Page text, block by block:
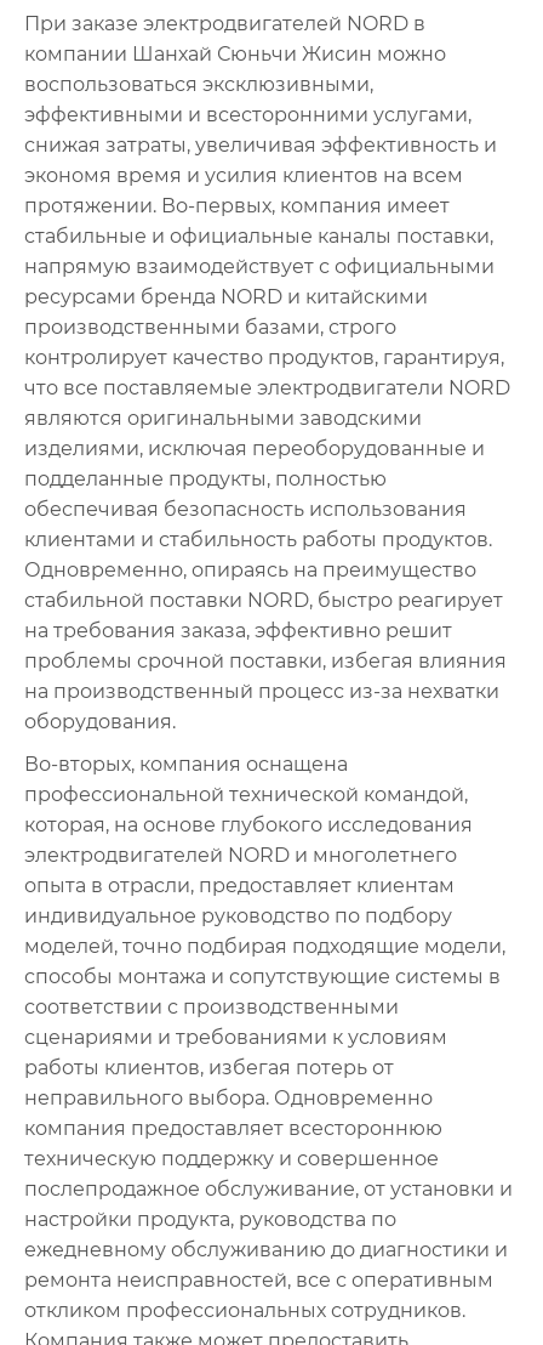
При заказе электродвигателей NORD в
компании Шанхай Сюньчи Жисин можно
воспользоваться эксклюзивными,
эффективными и всесторонними услугами,
снижая затраты, увеличивая эффективность и
экономя время и усилия клиентов на всем
протяжении. Во-первых, компания имеет
стабильные и официальные каналы поставки,
напрямую взаимодействует с официальными
ресурсами бренда NORD и китайскими
производственными базами, строго
контролирует качество продуктов, гарантируя,
что все поставляемые электродвигатели NORD
являются оригинальными заводскими
изделиями, исключая переоборудованные и
подделанные продукты, полностью
обеспечивая безопасность использования
клиентами и стабильность работы продуктов.
Одновременно, опираясь на преимущество
стабильной поставки NORD, быстро реагирует
на требования заказа, эффективно решит
проблемы срочной поставки, избегая влияния
на производственный процесс из-за нехватки
оборудования.
Во-вторых, компания оснащена
профессиональной технической командой,
которая, на основе глубокого исследования
электродвигателей NORD и многолетнего
опыта в отрасли, предоставляет клиентам
индивидуальное руководство по подбору
моделей, точно подбирая подходящие модели,
способы монтажа и сопутствующие системы в
соответствии с производственными
сценариями и требованиями к условиям
работы клиентов, избегая потерь от
неправильного выбора. Одновременно
компания предоставляет всестороннюю
техническую поддержку и совершенное
послепродажное обслуживание, от установки и
настройки продукта, руководства по
ежедневному обслуживанию до диагностики и
ремонта неисправностей, все с оперативным
откликом профессиональных сотрудников.